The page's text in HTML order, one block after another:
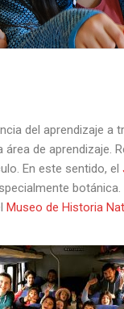
del aprendizaje
de aprendizaje.
En este sentido, el
Museo de Historia